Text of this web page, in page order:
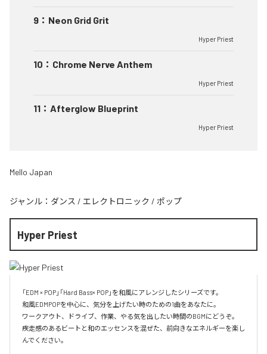
9 ： Neon Grid Grit
Hyper Priest
10 ： Chrome Nerve Anthem
Hyper Priest
11 ： Afterglow Blueprint
Hyper Priest
Mello Japan
ジャンル： ダンス / エレクトロニック / ポップ
Hyper Priest
「EDM × POP」「Hard Bass× POP」を和風にアレンジしたシリーズです。
和風EDMPOPを中心に、気分を上げたい時のための1曲をあなたに。
ワークアウト、ドライブ、作業、やる気を出したい時間のBGMにどうぞ。
疾走感のあるビートと和のエッセンスを混ぜた、前向きなエネルギーを楽し
んでください。